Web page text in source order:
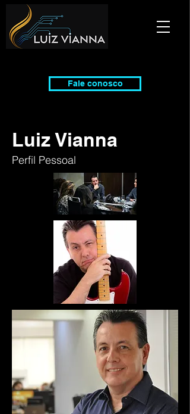
Fale conosco
Luiz Vianna
Perfil Pessoal